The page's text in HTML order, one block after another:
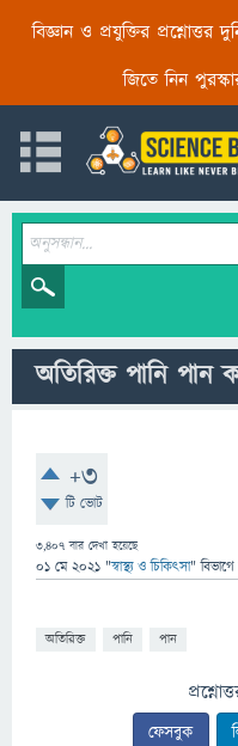
বিজ্ঞান ও প্রযুক্তির প্রশ্নোত্তর
জিতে নিন
অতিরিক্ত পানি পান
+3
টি ভোট
3,407 বার দেখা হয়েছে
01 মে 2021 "স্বাস্থ্য ও চিকিৎসা" বিভাগে
অতিরিক্ত পানি পান
ফেসবুক